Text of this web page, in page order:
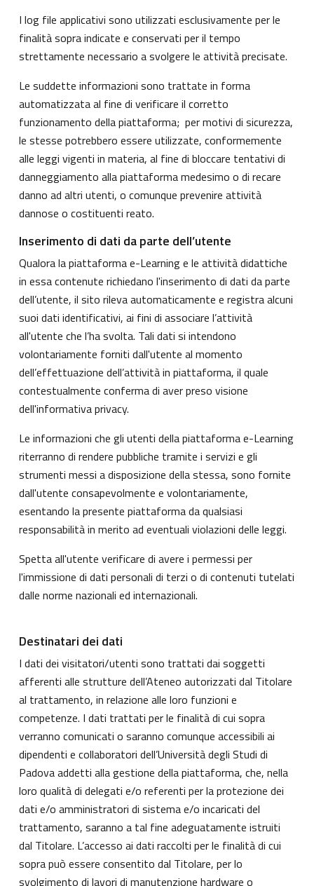
I log file applicativi sono utilizzati esclusivamente per le
finalità sopra indicate e conservati per il tempo
strettamente necessario a svolgere le attività precisate.
Le suddette informazioni sono trattate in forma
automatizzata al fine di verificare il corretto
funzionamento della piattaforma; per motivi di sicurezza,
le stesse potrebbero essere utilizzate, conformemente
alle leggi vigenti in materia, al fine di bloccare tentativi di
danneggiamento alla piattaforma medesimo o di recare
danno ad altri utenti, o comunque prevenire attività
dannose o costituenti reato.
Inserimento di dati da parte dell’utente
Qualora la piattaforma e-Learning e le attività didattiche
in essa contenute richiedano l'inserimento di dati da parte
dell’utente, il sito rileva automaticamente e registra alcuni
suoi dati identificativi, ai fini di associare l’attività
all'utente che l’ha svolta. Tali dati si intendono
volontariamente forniti dall'utente al momento
dell’effettuazione dell’attività in piattaforma, il quale
contestualmente conferma di aver preso visione
dell'informativa privacy.
Le informazioni che gli utenti della piattaforma e-Learning
riterranno di rendere pubbliche tramite i servizi e gli
strumenti messi a disposizione della stessa, sono fornite
dall'utente consapevolmente e volontariamente,
esentando la presente piattaforma da qualsiasi
responsabilità in merito ad eventuali violazioni delle leggi.
Spetta all'utente verificare di avere i permessi per
l'immissione di dati personali di terzi o di contenuti tutelati
dalle norme nazionali ed internazionali.
Destinatari dei dati
I dati dei visitatori/utenti sono trattati dai soggetti
afferenti alle strutture dell’Ateneo autorizzati dal Titolare
al trattamento, in relazione alle loro funzioni e
competenze. I dati trattati per le finalità di cui sopra
verranno comunicati o saranno comunque accessibili ai
dipendenti e collaboratori dell’Università degli Studi di
Padova addetti alla gestione della piattaforma, che, nella
loro qualità di delegati e/o referenti per la protezione dei
dati e/o amministratori di sistema e/o incaricati del
trattamento, saranno a tal fine adeguatamente istruiti
dal Titolare. L’accesso ai dati raccolti per le finalità di cui
sopra può essere consentito dal Titolare, per lo
svolgimento di lavori di manutenzione hardware o